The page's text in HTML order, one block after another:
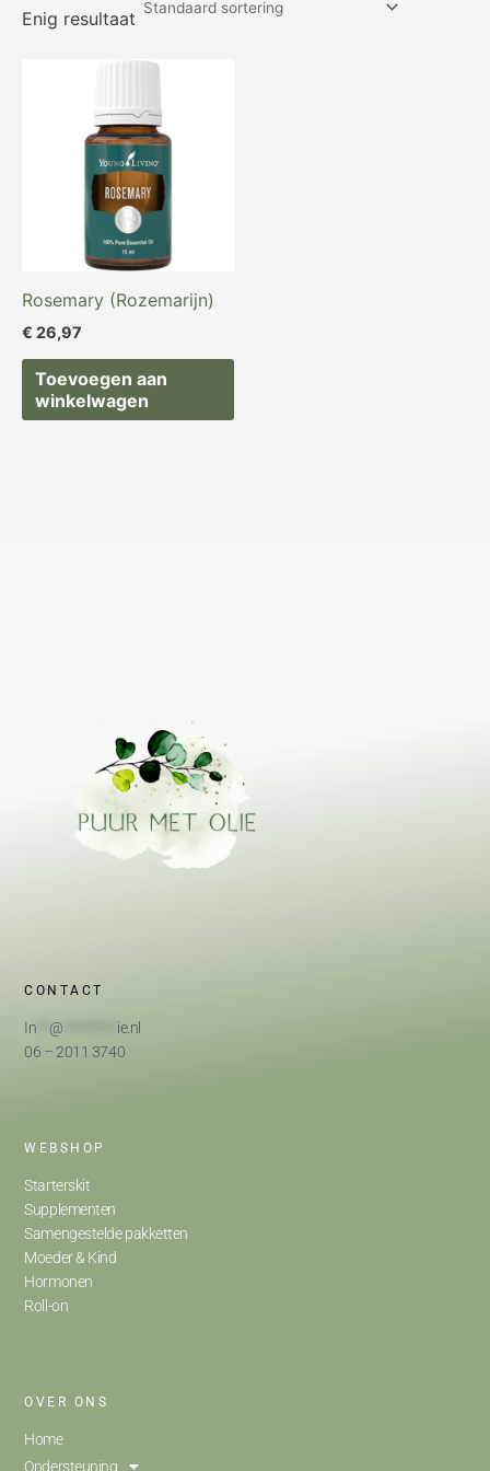
Enig resultaat
Rosemary (Rozemarijn)
€ 26,97
Toevoegen aan
winkelwagen
CONTACT
In @
ie.nl
06 – 2011 3740
WEBSHOP
Starterskit
Supplementen
Samengestelde pakketten
Moeder & Kind
Hormonen
Roll-on
OVER ONS
Home
Ondersteuning